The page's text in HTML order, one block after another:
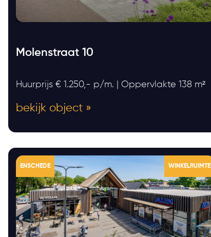
Molenstraat 10
Huurprijs € 1.250,- p/m. | Oppervlakte 138 m²
bekijk object »
ENSCHEDE WINKELRUIMTE